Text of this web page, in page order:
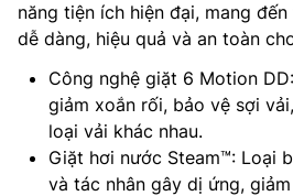
năng tiện ích hiện đại, mang
dễ dàng, hiệu quả và an toàn
Công nghệ giặt 6 Motion
giảm xoắn rối, bảo vệ sợi
loại vải khác nhau.
Giặt hơi nước Steam™: Loại
và tác nhân gây dị ứng,